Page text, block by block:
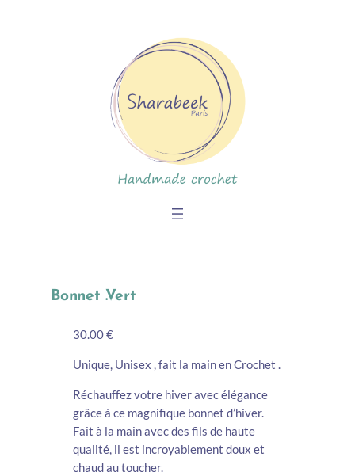
Bonnet .Vert
30.00 €
Unique, Unisex , fait la main en Crochet .
Réchauffez votre hiver avec élégance
grâce à ce magnifique bonnet d’hiver.
Fait à la main avec des fils de haute
qualité, il est incroyablement doux et
chaud au toucher.